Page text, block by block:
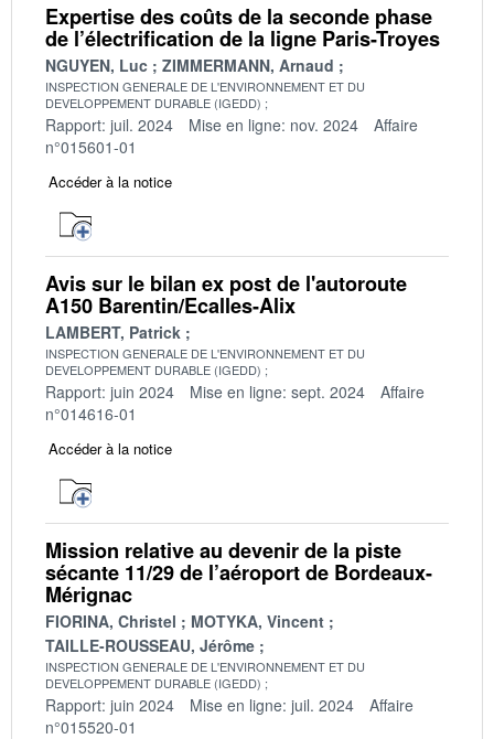
Expertise des coûts de la seconde phase
de l’électrification de la ligne Paris-Troyes
NGUYEN, Luc ZIMMERMANN, Arnaud
INSPECTION GENERALE DE L'ENVIRONNEMENT ET DU
DEVELOPPEMENT DURABLE (IGEDD)
Rapport: juil. 2024 Mise en ligne: nov. 2024
Affaire
n°015601-01
Accéder à la notice
Avis sur le bilan ex post de l'autoroute
A150 Barentin/Ecalles-Alix
LAMBERT, Patrick
INSPECTION GENERALE DE L'ENVIRONNEMENT ET DU
DEVELOPPEMENT DURABLE (IGEDD)
Rapport: juin 2024 Mise en ligne: sept. 2024
Affaire
n°014616-01
Accéder à la notice
Mission relative au devenir de la piste
sécante 11/29 de l’aéroport de Bordeaux-
Mérignac
FIORINA, Christel
MOTYKA, Vincent
TAILLE-ROUSSEAU, Jérôme
INSPECTION GENERALE DE L'ENVIRONNEMENT ET DU
DEVELOPPEMENT DURABLE (IGEDD)
Rapport: juin 2024 Mise en ligne: juil. 2024
Affaire
n°015520-01